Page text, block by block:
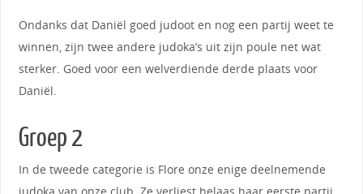
Ondanks dat Daniël goed judoot en nog een partij weet te
winnen, zijn twee andere judoka’s uit zijn poule net wat
sterker. Goed voor een welverdiende derde plaats voor
Daniël.
Groep 2
In de tweede categorie is Flore onze enige deelnemende